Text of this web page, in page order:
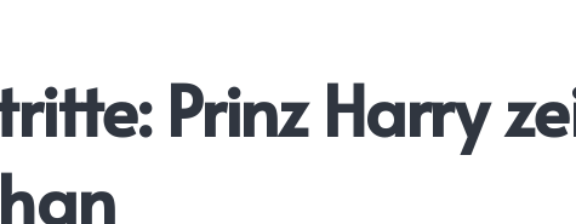
Prinz Harry